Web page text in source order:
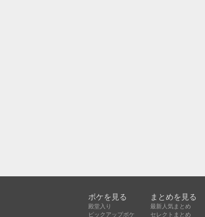
ボケを見る
殿堂入り
ピックアップボケ
まとめを見る
最新人気まとめ
セレクトまとめ